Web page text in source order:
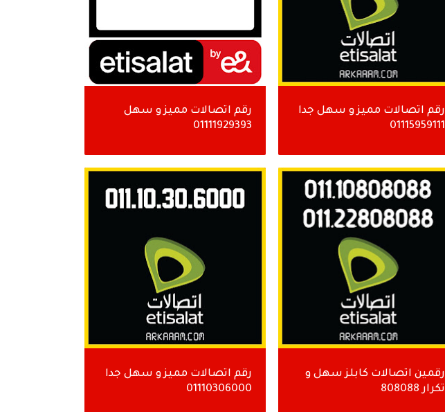
رقم اتصالات مميز و سهل جدا
01115959111
رقم اتصالات مميز و سهل
01111929393
رقمين اتصالات كابلز سهل و
تكرار 808088
رقم اتصالات مميز و سهل جدا
01110306000